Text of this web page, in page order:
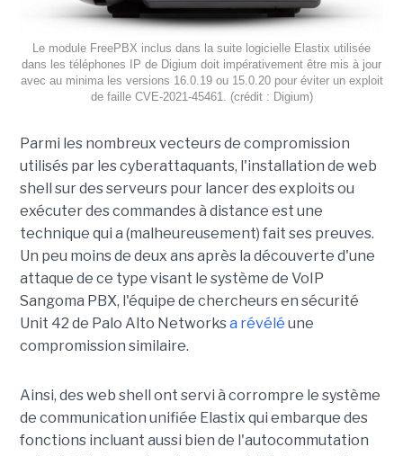
Le module FreePBX inclus dans la suite logicielle Elastix utilisée
dans les téléphones IP de Digium doit impérativement être mis à jour
avec au minima les versions 16.0.19 ou 15.0.20 pour éviter un exploit
de faille CVE-2021-45461. (crédit : Digium)
Parmi les nombreux vecteurs de compromission
utilisés par les cyberattaquants, l'installation de web
shell sur des serveurs pour lancer des exploits ou
exécuter des commandes à distance est une
technique qui a (malheureusement) fait ses preuves.
Un peu moins de deux ans après la découverte d'une
attaque de ce type visant le système de VoIP
Sangoma PBX, l'équipe de chercheurs en sécurité
Unit 42 de Palo Alto Networksa révélé une
compromission similaire.
Ainsi, des web shell ont servi à corrompre le système
de communication unifiée Elastix qui embarque des
fonctions incluant aussi bien de l'autocommutation